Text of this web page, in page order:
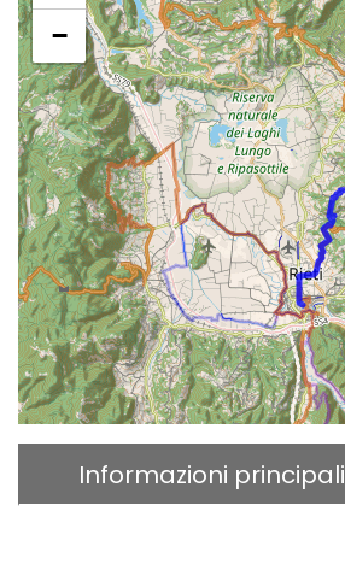
−
Informazioni principali